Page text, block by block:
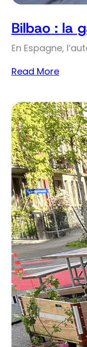
Bilbao : la
En Espagne,
Read More